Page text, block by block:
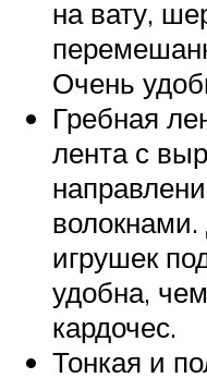
на вату,
Очень
Гребная
лента с
игрушек
удобна, чем
кардочес.
Тонкая и